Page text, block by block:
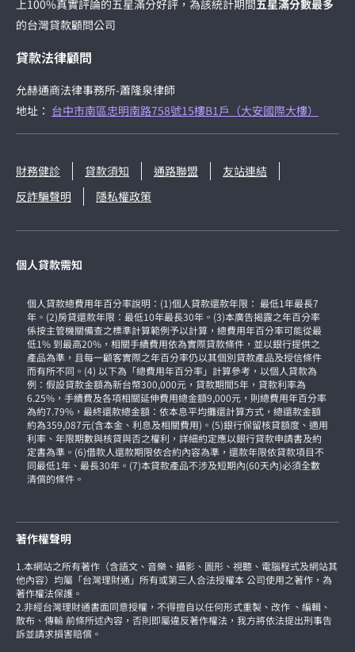
上100%真實評論的五星滿分好評，為該統計期間五星滿分數最多
的台灣貸款顧問公司
貸款法律顧問
允赫通商法律事務所-蕭隆泉律師
地址： 台中市南區忠明南路758號15樓B1戶（大安國際大樓）
財務健診 貸款須知 通路聯盟
友站連結
反詐騙聲明
隱私權政策
個人貸款需知
個人貸款總費用年百分率說明：(1)個人貸款還款年限： 最低1年最長7
年。(2)房貸還款年限：最低10年最長30年。(3)本廣告揭露之年百分率
係按主管機關備查之標準計算範例予以計算，總費用年百分率可能從最
低1% 到最高20%，相關手續費用依為實際貸款條件，並以銀行提供之
產品為準，且每一顧客實際之年百分率仍以其個別貸款產品及授信條件
而有所不同。(4) 以下為「總費用年百分率」計算參考，以個人貸款為
例：假設貸款金額為新台幣300,000元，貸款期間5年，貸款利率為
6.25%，手續費及各項相關延伸費用總金額9,000元，則總費用年百分率
為約7.79%，最終還款總金額：依本息平均攤還計算方式，總還款金額
約為359,087元(含本金、利息及相關費用)。(5)銀行保留核貸額度、適用
利率、年限期數與核貸與否之權利，詳細約定應以銀行貸款申請書及約
定書為準。(6)借款人還款期限依合約內容為準，還款年限依貸款項目不
同最低1年、最長30年。(7)本貸款產品不涉及短期內(60天內)必須全數
清償的條件。
著作權聲明
1.本網站之所有著作（含語文、音樂、攝影、圖形、視聽、電腦程式及網站其
他內容）均屬「台灣理財通」所有或第三人合法授權本 公司使用之著作，為
著作權法保護。
2.非經台灣理財通書面同意授權，不得擅自以任何形式重製、改作 、編輯、
散布、傳輸 前條所述內容，否則即屬違反著作權法，我方將依法提出刑事告
訴並請求損害賠償。